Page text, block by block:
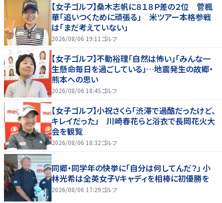
【女子ゴルフ】桑木志帆に８１８Ｐ差の２位 菅楓
華「追いつくために頑張る」 米ツアー本格参戦
は「まだ考えていない」
2026/08/06 19:11 ゴルフ
【女子ゴルフ】不動裕理「自然は怖い」「みんな一
生懸命毎日を過ごしている」…地震発生の故郷・
熊本への思い
2026/08/06 18:45ゴルフ
【女子ゴルフ】小祝さくら「渋滞で過酷だったけど、
キレイだった」 川崎春花らと浴衣で長岡花火大
会を観覧
2026/08/06 18:32ゴルフ
同郷・同学年の快挙に「自分は何してんだ？」 小
林光希は全英女子Vキャディを相棒に初優勝を
2026/08/06 17:29ゴルフ